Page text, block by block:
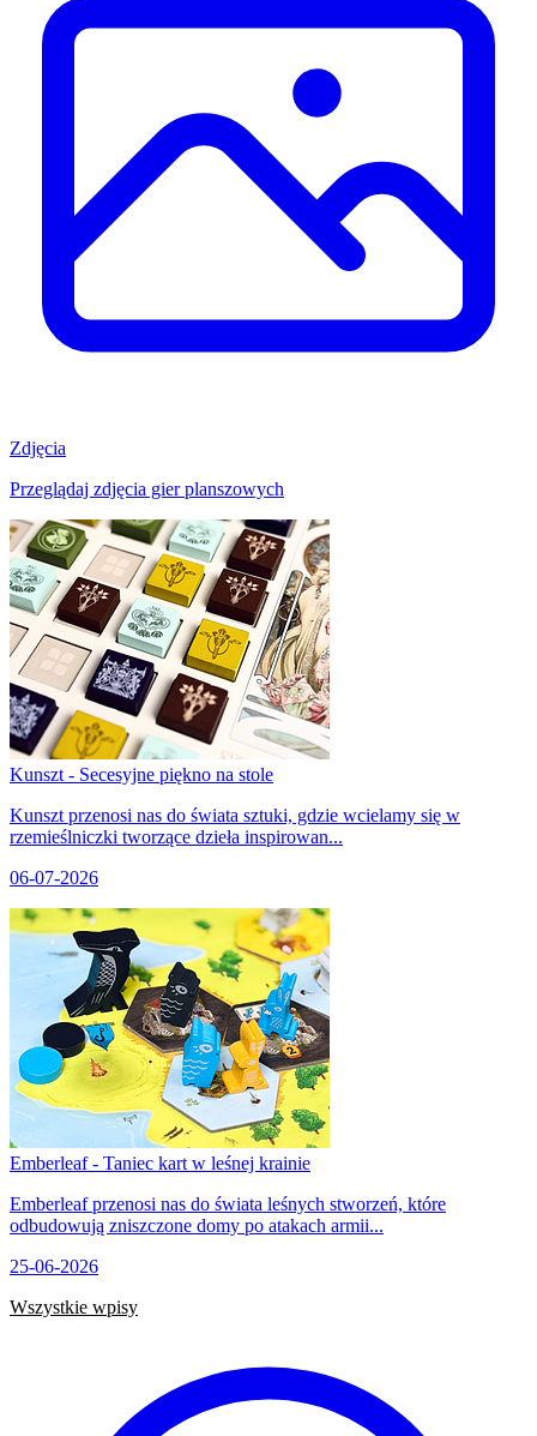
Zdjęcia
Przeglądaj zdjęcia gier planszowych
Kunszt - Secesyjne piękno na stole
Kunszt przenosi nas do świata sztuki, gdzie wcielamy się w
rzemieślniczki tworzące dzieła inspirowan...
06-07-2026
Emberleaf - Taniec kart w leśnej krainie
Emberleaf przenosi nas do świata leśnych stworzeń, które
odbudowują zniszczone domy po atakach armii...
25-06-2026
Wszystkie wpisy